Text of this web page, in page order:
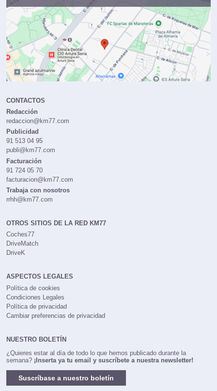
CONTACTOS
Redacción
redaccion@km77.com
Publicidad
91 513 04 95
publi@km77.com
Facturación
91 724 05 70
facturacion@km77.com
Trabaja con nosotros
rrhh@km77.com
OTROS SITIOS DE LA RED KM77
Coches77
DriveMatch
DriveK
ASPECTOS LEGALES
Política de cookies
Condiciones Legales
Política de privacidad
Cambiar preferencias de privacidad
NUESTRO BOLETÍN
¿Quieres estar al día de todo lo que hemos publicado durante la
semana? ¡Inserta ya tu email y suscríbete a nuestra newsletter!
Suscríbase a nuestro boletín